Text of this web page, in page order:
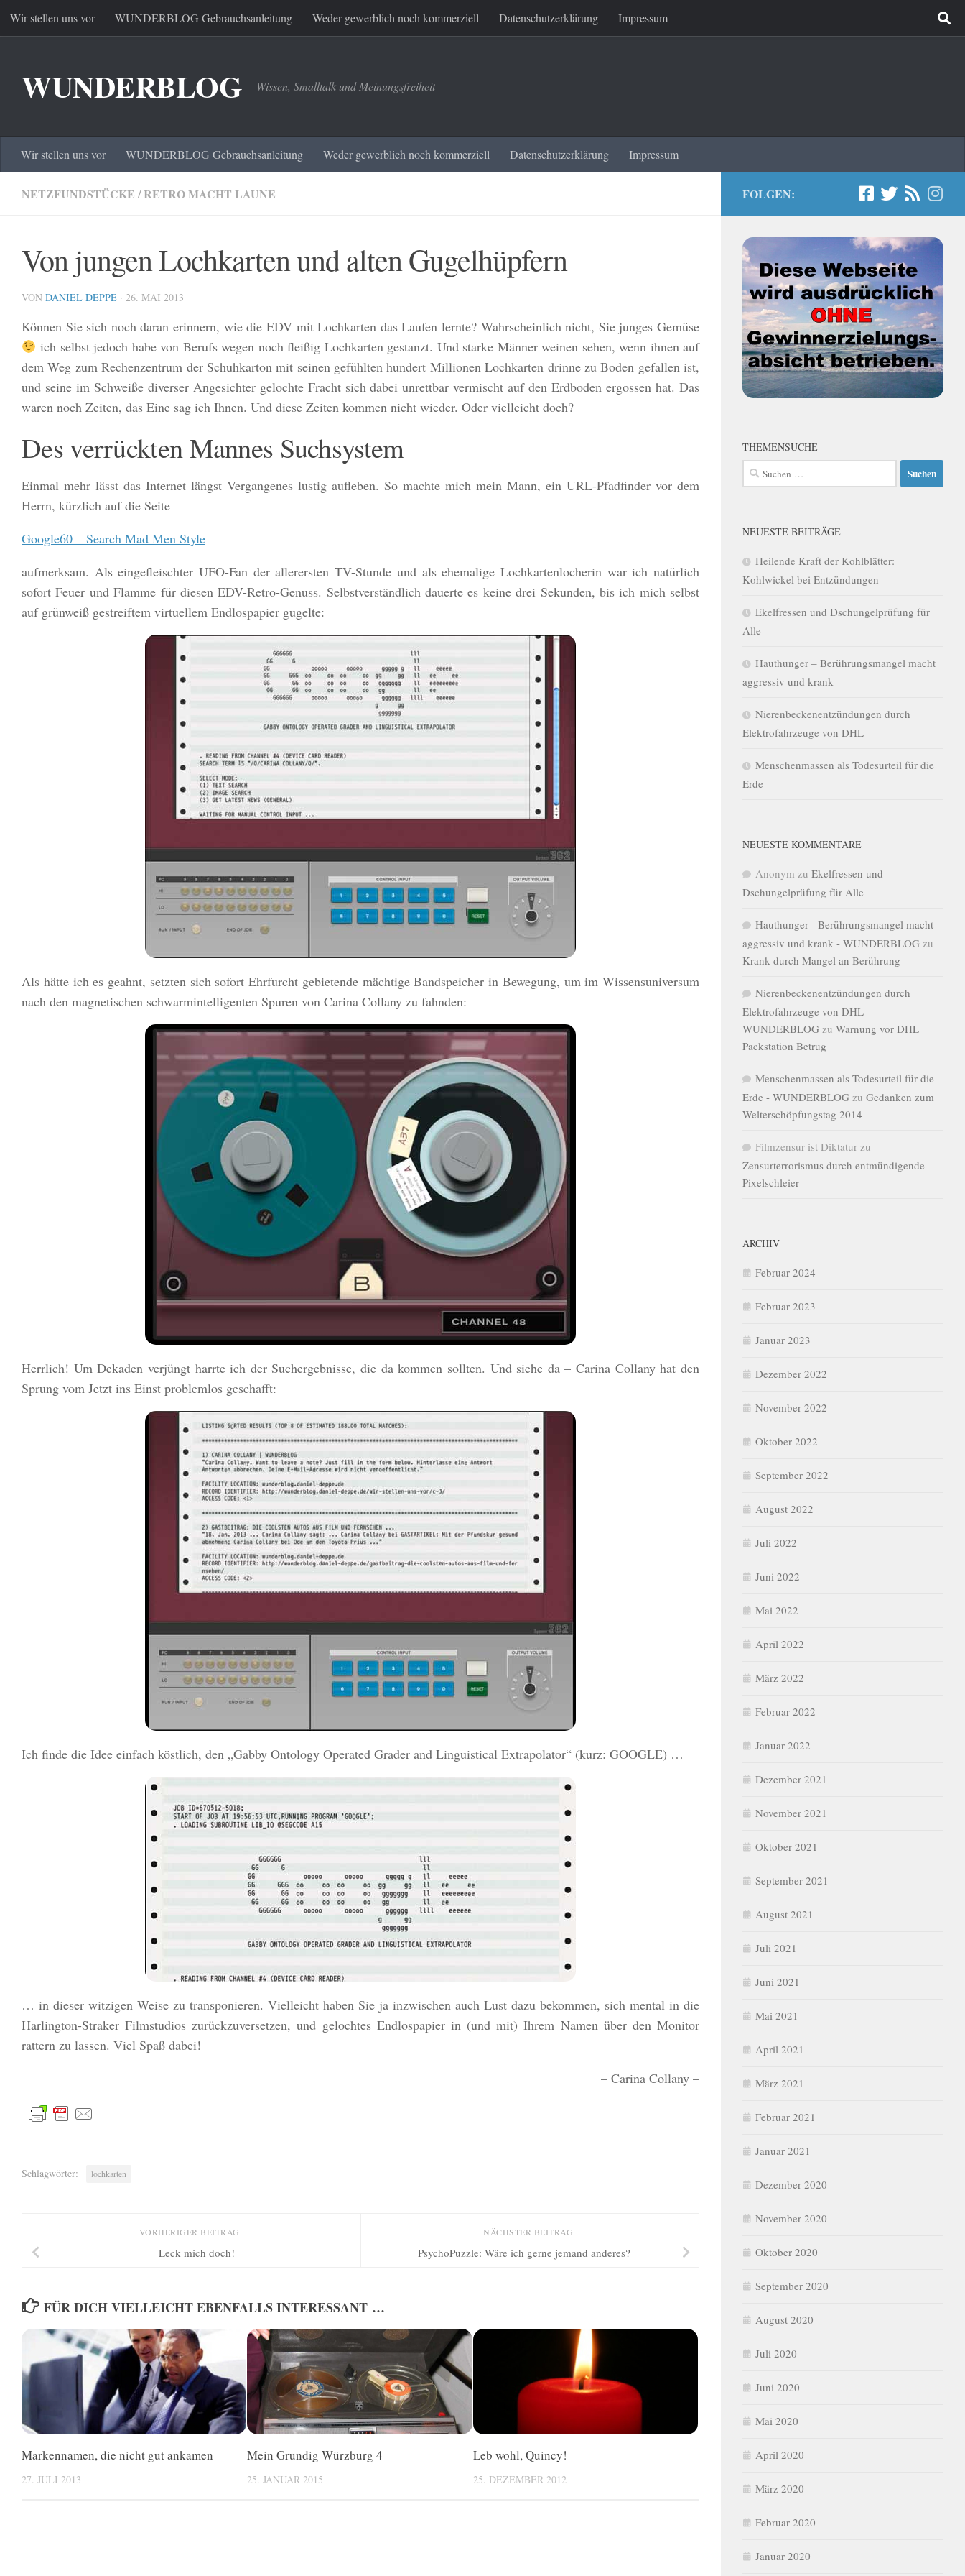
Zum Inhalt springen
Wir stellen uns vor WUNDERBLOG Gebrauchsanleitung Weder gewerblich noch kommerziell Datenschutzerklärung Impressum
WUNDERBLOG Wissen, Smalltalk und Meinungsfreiheit
Wir stellen uns vor WUNDERBLOG Gebrauchsanleitung Weder gewerblich noch kommerziell Datenschutzerklärung Impressum
NETZFUNDSTÜCKE / RETRO MACHT LAUNE
Von jungen Lochkarten und alten Gugelhüpfern
VON DANIEL DEPPE · 26. MAI 2013
Können Sie sich noch daran erinnern, wie die EDV mit Lochkarten das Laufen lernte? Wahrscheinlich nicht, Sie junges Gemüse
ich selbst jedoch habe von Berufs wegen noch fleißig Lochkarten gestanzt. Und starke Männer weinen sehen, wenn ihnen auf
dem Weg zum Rechenzentrum der Schuhkarton mit seinen gefühlten hundert Millionen Lochkarten drinne zu Boden gefallen ist,
und seine im Schweiße diverser Angesichter gelochte Fracht sich dabei unrettbar vermischt auf den Erdboden ergossen hat. Das
waren noch Zeiten, das Eine sag ich Ihnen. Und diese Zeiten kommen nicht wieder. Oder vielleicht doch?
Des verrückten Mannes Suchsystem
Einmal mehr lässt das Internet längst Vergangenes lustig aufleben. So machte mich mein Mann, ein URL-Pfadfinder vor dem
Herrn, kürzlich auf die Seite
Google60 – Search Mad Men Style
aufmerksam. Als eingefleischter UFO-Fan der allerersten TV-Stunde und als ehemalige Lochkartenlocherin war ich natürlich
sofort Feuer und Flamme für diesen EDV-Retro-Genuss. Selbstverständlich dauerte es keine drei Sekunden, bis ich mich selbst
auf grünweiß gestreiftem virtuellem Endlospapier gugelte:
Als hätte ich es geahnt, setzten sich sofort Ehrfurcht gebietende mächtige Bandspeicher in Bewegung, um im Wissensuniversum
nach den magnetischen schwarmintelligenten Spuren von Carina Collany zu fahnden:
Herrlich! Um Dekaden verjüngt harrte ich der Suchergebnisse, die da kommen sollten. Und siehe da – Carina Collany hat den
Sprung vom Jetzt ins Einst problemlos geschafft:
Ich finde die Idee einfach köstlich, den „Gabby Ontology Operated Grader and Linguistical Extrapolator“ (kurz: GOOGLE) …
… in dieser witzigen Weise zu transponieren. Vielleicht haben Sie ja inzwischen auch Lust dazu bekommen, sich mental in die
Harlington-Straker Filmstudios zurückzuversetzen, und gelochtes Endlospapier in (und mit) Ihrem Namen über den Monitor
rattern zu lassen. Viel Spaß dabei!
– Carina Collany –
Schlagwörter: lochkarten
NÄCHSTER BEITRAG
PsychoPuzzle: Wäre ich gerne jemand anderes?
VORHERIGER BEITRAG
Leck mich doch!
FÜR DICH VIELLEICHT EBENFALLS INTERESSANT …
Markennamen, die nicht gut ankamen
27. JULI 2013
Mein Grundig Würzburg 4
25. JANUAR 2015
Leb wohl, Quincy!
25. DEZEMBER 2012
FOLGEN:
THEMENSUCHE
Suchen
nach:
NEUESTE BEITRÄGE
Heilende Kraft der Kohlblätter:
Kohlwickel bei Entzündungen
Ekelfressen und Dschungelprüfung für
Alle
Hauthunger – Berührungsmangel macht
aggressiv und krank
Nierenbeckenentzündungen durch
Elektrofahrzeuge von DHL
Menschenmassen als Todesurteil für die
Erde
NEUESTE KOMMENTARE
Anonym zu Ekelfressen und
Dschungelprüfung für Alle
Hauthunger - Berührungsmangel macht
aggressiv und krank - WUNDERBLOG zu
Krank durch Mangel an Berührung
Nierenbeckenentzündungen durch
Elektrofahrzeuge von DHL -
WUNDERBLOG zu Warnung vor DHL
Packstation Betrug
Menschenmassen als Todesurteil für die
Erde - WUNDERBLOG zu Gedanken zum
Welterschöpfungstag 2014
Filmzensur ist Diktatur zu
Zensurterrorismus durch entmündigende
Pixelschleier
ARCHIV
Februar 2024
Februar 2023
Januar 2023
Dezember 2022
November 2022
Oktober 2022
September 2022
August 2022
Juli 2022
Juni 2022
Mai 2022
April 2022
März 2022
Februar 2022
Januar 2022
Dezember 2021
November 2021
Oktober 2021
September 2021
August 2021
Juli 2021
Juni 2021
Mai 2021
April 2021
März 2021
Februar 2021
Januar 2021
Dezember 2020
November 2020
Oktober 2020
September 2020
August 2020
Juli 2020
Juni 2020
Mai 2020
April 2020
März 2020
Februar 2020
Januar 2020